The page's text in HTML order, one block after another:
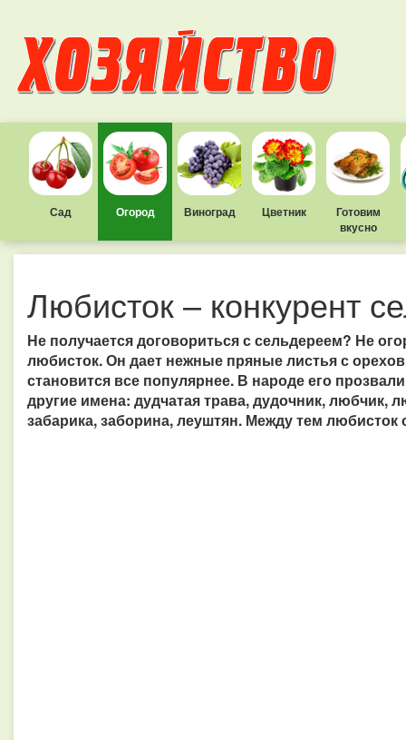
Сад Огород Виноград Цветник
Готовим
вкусно
Любисток – конкурент
Не получается договориться с сельдереем? Не
любисток. Он дает нежные пряные листья с
становится все популярнее. В народе его
другие имена: дудчатая трава, дудочник, любчик,
забарика, заборина, леуштян. Между тем любисток